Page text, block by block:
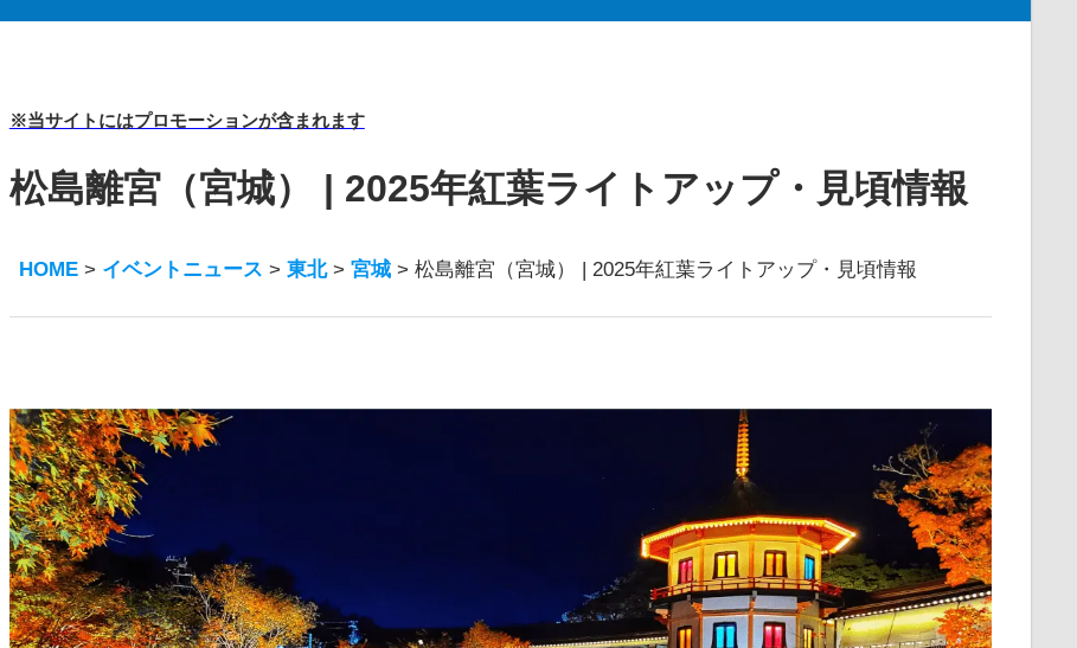
※当サイトにはプロモーションが含まれます
松島離宮（宮城） | 2025年紅葉ライトアップ・見頃情報
HOME > イベントニュース >東北>宮城 >松島離宮（宮城） | 2025年紅葉ライトアップ・見頃情報